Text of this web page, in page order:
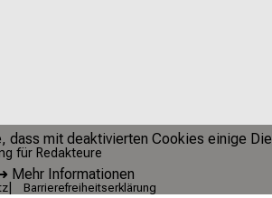
mit deaktivierten Cookies einige
Mehr Informationen
für Redakteure
Barrierefreiheitserklärung